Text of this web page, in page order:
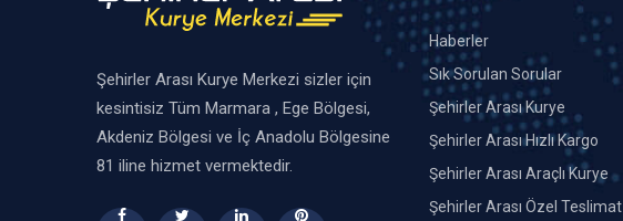
Şehirler Arası Kurye Merkezi sizler için
kesintisiz Tüm Marmara , Ege Bölgesi,
Akdeniz Bölgesi ve İç Anadolu Bölgesine
81 iline hizmet vermektedir.
Haberler
Sık Sorulan Sorular
Şehirler Arası Kurye
Şehirler Arası Hızlı Kargo
Şehirler Arası Araçlı Kurye
Şehirler Arası Özel Teslimat